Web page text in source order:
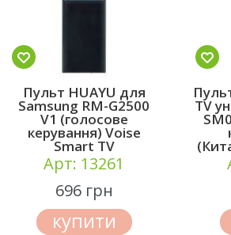
Пульт HUAYU для
Samsung RM-G2500
V1 (голосове
керування) Voise
Smart TV
Арт: 13261
696 грн
купити
TV